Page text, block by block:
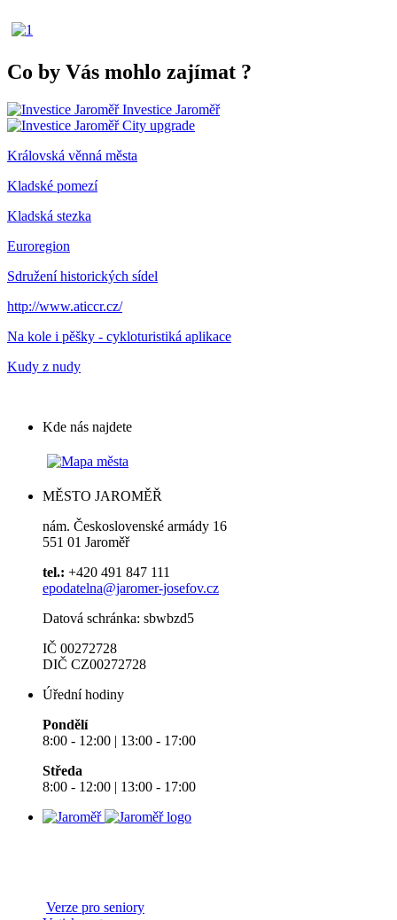
Co by Vás mohlo zajímat ?
Investice Jaroměř
City upgrade
Královská věnná města
Kladské pomezí
Kladská stezka
Euroregion
Sdružení historických sídel
http://www.aticcr.cz/
Na kole i pěšky - cykloturistiká aplikace
Kudy z nudy
Kde nás najdete
MĚSTO JAROMĚŘ
nám. Československé armády 16
551 01 Jaroměř
tel.: +420 491 847 111
epodatelna@jaromer-josefov.cz
Datová schránka: sbwbzd5
IČ 00272728
DIČ CZ00272728
Úřední hodiny
Pondělí
8:00 - 12:00 | 13:00 - 17:00
Středa
8:00 - 12:00 | 13:00 - 17:00
Verze pro seniory